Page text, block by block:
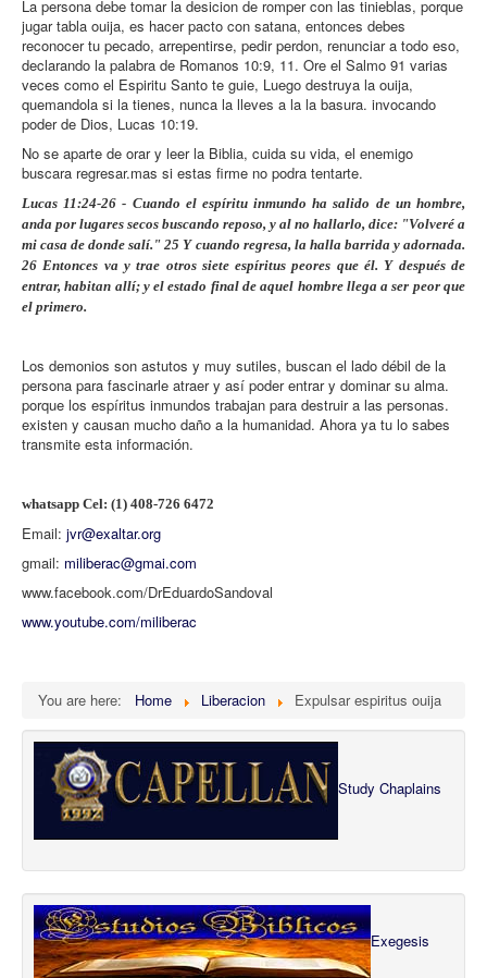
La persona debe tomar la desicion de romper con las tinieblas, porque
jugar tabla ouija, es hacer pacto con satana, entonces debes
reconocer tu pecado, arrepentirse, pedir perdon, renunciar a todo eso,
declarando la palabra de Romanos 10:9, 11. Ore el Salmo 91 varias
veces como el Espiritu Santo te guie, Luego destruya la ouija,
quemandola si la tienes, nunca la lleves a la la basura. invocando
poder de Dios, Lucas 10:19.
No se aparte de orar y leer la Biblia, cuida su vida, el enemigo
buscara regresar.mas si estas firme no podra tentarte.
Lucas 11:24-26 - Cuando el espíritu inmundo ha salido de un hombre,
anda por lugares secos buscando reposo, y al no hallarlo, dice: "Volveré a
mi casa de donde salí." 25 Y cuando regresa, la halla barrida y adornada.
26 Entonces va y trae otros siete espíritus peores que él. Y después de
entrar, habitan allí; y el estado final de aquel hombre llega a ser peor que
el primero.
Los demonios son astutos y muy sutiles, buscan el lado débil de la
persona para fascinarle atraer y así poder entrar y dominar su alma.
porque los espíritus inmundos trabajan para destruir a las personas.
existen y causan mucho daño a la humanidad. Ahora ya tu lo sabes
transmite esta información.
whatsapp Cel: (1) 408-726 6472
Email: jvr@exaltar.org
gmail: miliberac@gmai.com
www.facebook.com/DrEduardoSandoval
www.youtube.com/miliberac
You are here: Home Liberacion Expulsar espiritus ouija
Study Chaplains
Exegesis